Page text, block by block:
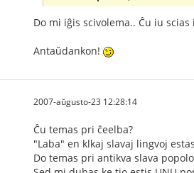
Do mi iĝis scivolema.. Ĉu iu scias
Antaŭdankon!
2007-aŭgusto-23 12:28:14
Ĉu temas pri ĉeelba?
"Laba" en klkaj slavaj lingvoj
Do temas pri antikva slava